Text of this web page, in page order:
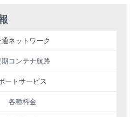
通ネットワーク
期コンテナ航路
ートサービス
各種料金